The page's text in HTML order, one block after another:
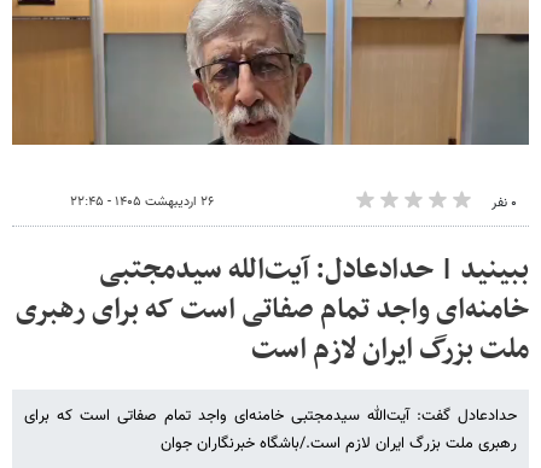
۰ نفر ۲۶ اردیبهشت ۱۴۰۵ - ۲۲:۴۵
ببینید | حدادعادل: آیت‌الله سیدمجتبی
خامنه‌ای واجد تمام صفاتی است که برای رهبری
ملت بزرگ ایران لازم است
حدادعادل گفت: آیت‌الله سیدمجتبی خامنه‌ای واجد تمام صفاتی است که برای
رهبری ملت بزرگ ایران لازم است./باشگاه خبرنگاران جوان